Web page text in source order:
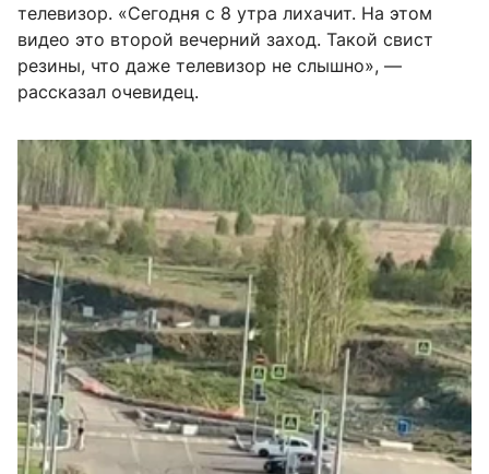
телевизор. «Сегодня с 8 утра лихачит. На этом
видео это второй вечерний заход. Такой свист
резины, что даже телевизор не слышно», —
рассказал очевидец.